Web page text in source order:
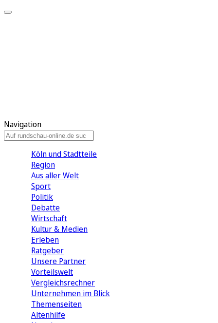
Navigation
Köln und Stadtteile
Region
Aus aller Welt
Sport
Politik
Debatte
Wirtschaft
Kultur & Medien
Erleben
Ratgeber
Unsere Partner
Vorteilswelt
Vergleichsrechner
Unternehmen im Blick
Themenseiten
Altenhilfe